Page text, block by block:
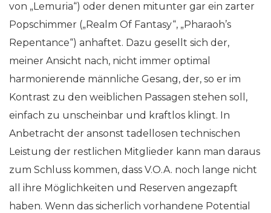
von „Lemuria“) oder denen mitunter gar ein zarter
Popschimmer („Realm Of Fantasy“, „Pharaoh’s
Repentance“) anhaftet. Dazu gesellt sich der,
meiner Ansicht nach, nicht immer optimal
harmonierende männliche Gesang, der, so er im
Kontrast zu den weiblichen Passagen stehen soll,
einfach zu unscheinbar und kraftlos klingt. In
Anbetracht der ansonst tadellosen technischen
Leistung der restlichen Mitglieder kann man daraus
zum Schluss kommen, dass V.O.A. noch lange nicht
all ihre Möglichkeiten und Reserven angezapft
haben. Wenn das sicherlich vorhandene Potential